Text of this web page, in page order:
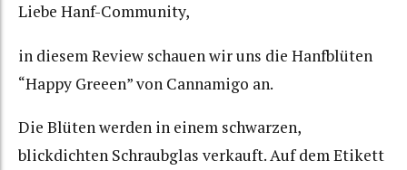
Liebe Hanf-Community,
in diesem Review schauen wir uns die Hanfblüten
“Happy Greeen” von Cannamigo an.
Die Blüten werden in einem schwarzen,
blickdichten Schraubglas verkauft. Auf dem Etikett